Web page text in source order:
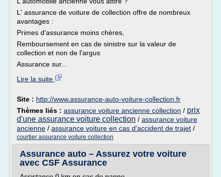
L' assurance de voiture de collection offre de nombreux
avantages :
Primes d'assurance moins chères,
Remboursement en cas de sinistre sur la valeur de
collection et non de l'argus
Assurance sur...
Lire la suite
Site : http://www.assurance-auto-voiture-collection.fr
Thèmes liés : assurance voiture ancienne collection / prix
d'une assurance voiture collection / assurance voiture
ancienne / assurance voiture en cas d'accident de trajet /
courtier assurance voiture collection
Assurance auto – Assurez votre voiture
avec CSF Assurance